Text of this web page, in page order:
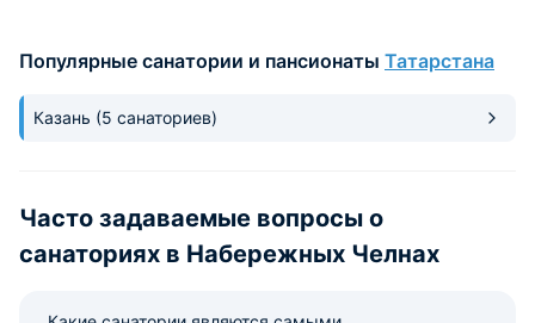
Популярные санатории и пансионаты Татарстана
Казань (5 санаториев)
Часто задаваемые вопросы о
санаториях в Набережных Челнах